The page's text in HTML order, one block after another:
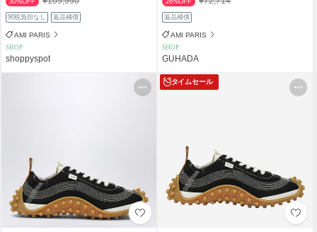
関税負担なし 返品補償
AMI PARIS
SHOP
shoppyspot
返品補償
AMI PARIS
SHOP
GUHADA
タイムセール